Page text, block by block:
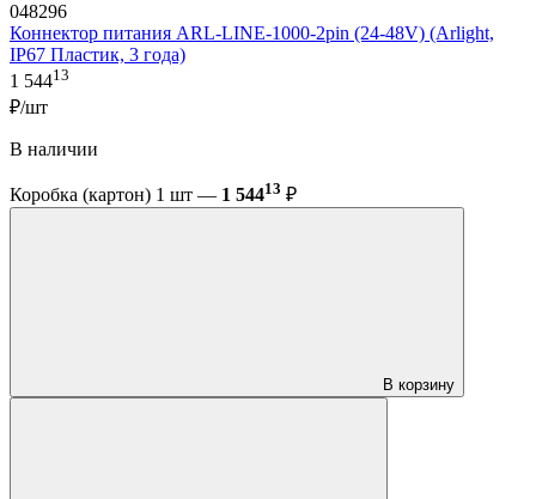
048296
Коннектор питания ARL-LINE-1000-2pin (24-48V) (Arlight,
IP67 Пластик, 3 года)
1 54413
₽/шт
В наличии
Коробка (картон) 1 шт — 1 54413 ₽
В корзину